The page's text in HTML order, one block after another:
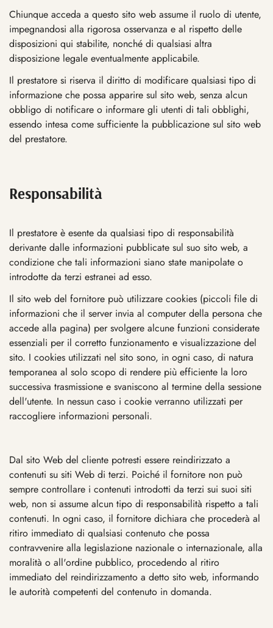
Chiunque acceda a questo sito web assume il ruolo di utente,
impegnandosi alla rigorosa osservanza e al rispetto delle
disposizioni qui stabilite, nonché di qualsiasi altra
disposizione legale eventualmente applicabile.
Il prestatore si riserva il diritto di modificare qualsiasi tipo di
informazione che possa apparire sul sito web, senza alcun
obbligo di notificare o informare gli utenti di tali obblighi,
essendo intesa come sufficiente la pubblicazione sul sito web
del prestatore.
Responsabilità
Il prestatore è esente da qualsiasi tipo di responsabilità
derivante dalle informazioni pubblicate sul suo sito web, a
condizione che tali informazioni siano state manipolate o
introdotte da terzi estranei ad esso.
Il sito web del fornitore può utilizzare cookies (piccoli file di
informazioni che il server invia al computer della persona che
accede alla pagina) per svolgere alcune funzioni considerate
essenziali per il corretto funzionamento e visualizzazione del
sito. I cookies utilizzati nel sito sono, in ogni caso, di natura
temporanea al solo scopo di rendere più efficiente la loro
successiva trasmissione e svaniscono al termine della sessione
dell'utente. In nessun caso i cookie verranno utilizzati per
raccogliere informazioni personali.
Dal sito Web del cliente potresti essere reindirizzato a
contenuti su siti Web di terzi. Poiché il fornitore non può
sempre controllare i contenuti introdotti da terzi sui suoi siti
web, non si assume alcun tipo di responsabilità rispetto a tali
contenuti. In ogni caso, il fornitore dichiara che procederà al
ritiro immediato di qualsiasi contenuto che possa
contravvenire alla legislazione nazionale o internazionale, alla
moralità o all'ordine pubblico, procedendo al ritiro
immediato del reindirizzamento a detto sito web, informando
le autorità competenti del contenuto in domanda.